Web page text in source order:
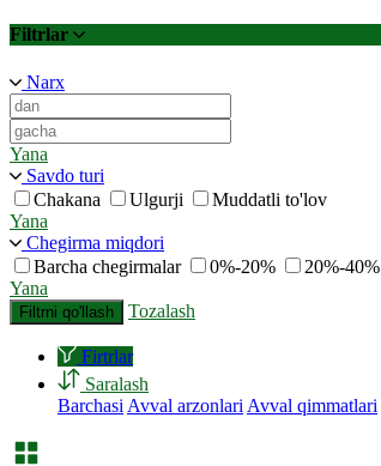
Filtrlar
Narx
Yana
Savdo turi
Chakana
Ulgurji
Muddatli to'lov
Yana
Chegirma miqdori
Barcha chegirmalar
0%-20% 20%-40%
Yana
Filtrni qo'llash Tozalash
Firtrlar
Saralash
Barchasi Avval arzonlari Avval qimmatlari